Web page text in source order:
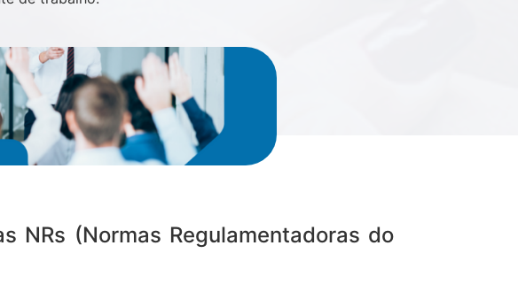
NRs (Normas Regulamentadoras do